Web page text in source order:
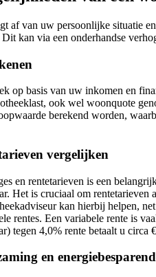
af van uw persoonlijke situatie
kan via een onderhandse
op basis van uw inkomen en
ook wel woonquote
berekend worden,
vergelijken
en rentetarieven is een
Het is cruciaal om
kan hierbij helpen,
rentes. Een variabele rente is
tegen 4,0% rente betaalt u
en